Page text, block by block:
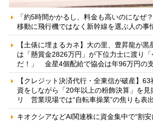
「約5時間かかるし、料金も高いのになぜ
移動に飛行機ではなく新幹線を選ぶ人の事
【土俵に埋まるカネ】大の里、豊昇龍が
は「懸賞金2826万円」が下位力士に渡り
だ！」 金星4個配給で協会は年96万円の
【クレジット決済代行・全東信が破産】
資をしながら「20年以上の粉飾決算」を見
リ 営業現場では“自転車操業”の焦りも表
キオクシアなどAI関連株に資金集中で“割